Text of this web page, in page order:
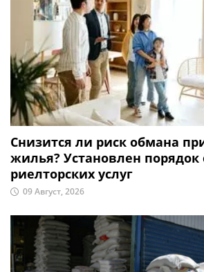
Снизится ли риск обмана
жилья? Установлен порядок
риелторских услуг
09 Август, 2026